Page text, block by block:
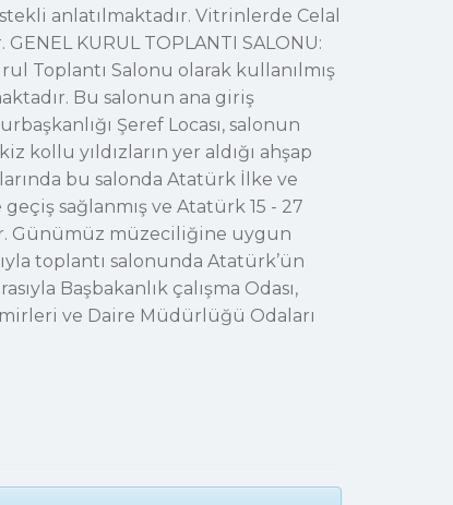
anlatılmaktadır. Vitrinlerde Celal
KURUL TOPLANTI SALONU:
Toplantı Salonu olarak kullanılmış
Bu salonun ana giriş
Şeref Locası, salonun
kollu yıldızların yer aldığı ahşap
bu salonda Atatürk İlke ve
sağlanmış ve Atatürk 15 - 27
Günümüz müzeciliğine uygun
toplantı salonunda Atatürk’ün
Başbakanlık çalışma Odası,
ve Daire Müdürlüğü Odaları